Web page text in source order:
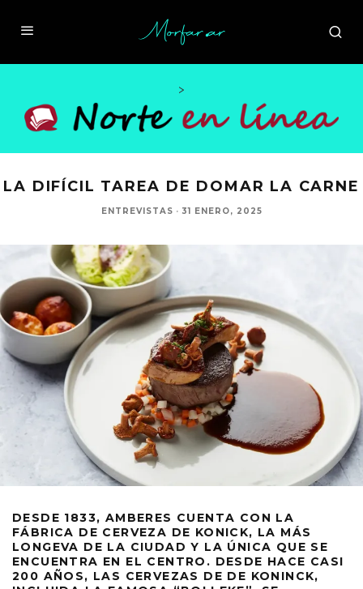
>
LA DIFÍCIL TAREA DE DOMAR LA CARNE
ENTREVISTAS · 31 ENERO, 2025
DESDE 1833, AMBERES CUENTA CON LA
FÁBRICA DE CERVEZA DE KONICK, LA MÁS
LONGEVA DE LA CIUDAD Y LA ÚNICA QUE SE
ENCUENTRA EN EL CENTRO. DESDE HACE CASI
200 AÑOS, LAS CERVEZAS DE DE KONINCK,